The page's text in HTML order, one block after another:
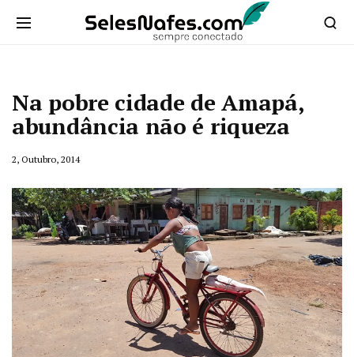
Na pobre cidade de Amapá,
abundância não é riqueza
2, Outubro, 2014